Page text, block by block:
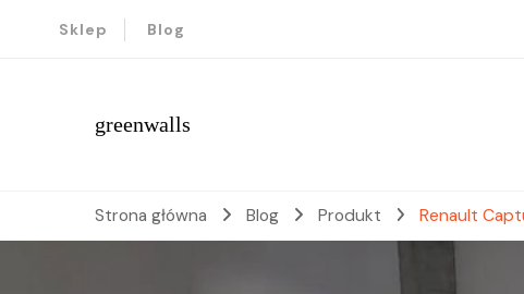
Sklep Blog
greenwalls
Strona główna Blog Produkt Renault